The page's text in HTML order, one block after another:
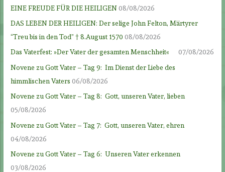
EINE FREUDE FÜR DIE HEILIGEN08/08/2026
DAS LEBEN DER HEILIGEN: Der selige John Felton, Märtyrer
“Treu bis in den Tod” † 8.August 1570 08/08/2026
Das Vaterfest: »Der Vater der gesamten Menschheit«
07/08/2026
Novene zu Gott Vater – Tag 9: Im Dienst der Liebe des
himmlischen Vaters 06/08/2026
Novene zu Gott Vater – Tag 8: Gott, unseren Vater, lieben
05/08/2026
Novene zu Gott Vater – Tag 7: Gott, unseren Vater, ehren
04/08/2026
Novene zu Gott Vater – Tag 6: Unseren Vater erkennen
03/08/2026